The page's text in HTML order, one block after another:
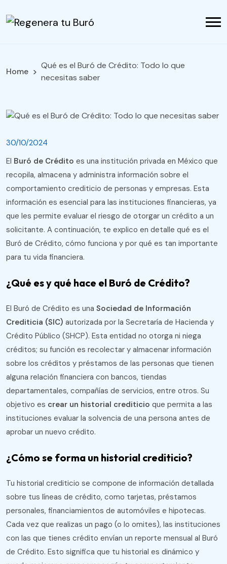
Home
Qué es el Buró de Crédito: Todo lo que
necesitas saber
30/10/2024
El Buró de Crédito es una institución privada en México que
recopila, almacena y administra información sobre el
comportamiento crediticio de personas y empresas. Esta
información es esencial para las instituciones financieras, ya
que les permite evaluar el riesgo de otorgar un crédito a un
solicitante. A continuación, te explico en detalle qué es el
Buró de Crédito, cómo funciona y por qué es tan importante
para tu vida financiera.
¿Qué es y qué hace el Buró de Crédito?
El Buró de Crédito es una Sociedad de Información
Crediticia (SIC) autorizada por la Secretaría de Hacienda y
Crédito Público (SHCP). Esta entidad no otorga ni niega
créditos; su función es recolectar y almacenar información
sobre los créditos y préstamos de las personas que tienen
alguna relación financiera con bancos, tiendas
departamentales, compañías de servicios, entre otros. Su
objetivo es crear un historial crediticio que permita a las
instituciones evaluar la solvencia de una persona antes de
aprobar un nuevo crédito​.
¿Cómo se forma un historial crediticio?
Tu historial crediticio se compone de información detallada
sobre tus líneas de crédito, como tarjetas, préstamos
personales, financiamientos de automóviles e hipotecas.
Cada vez que realizas un pago (o lo omites), las instituciones
con las que tienes crédito envían un reporte mensual al Buró
de Crédito. Esto significa que tu historial es dinámico y